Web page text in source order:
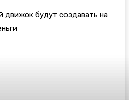
движок будут создавать на